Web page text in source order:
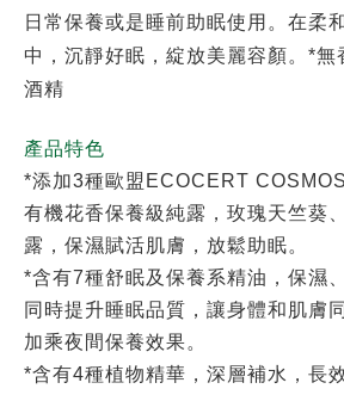
日常保養或是睡前助眠使用。在柔
中，沉靜好眠，綻放美麗容顏。*無
酒精
產品特色
*添加3種歐盟ECOCERT
有機花香保養級純露，玫瑰天竺葵
露，保濕賦活肌膚，放鬆助眠。
*含有7種舒眠及保養系精油，保濕
同時提升睡眠品質，讓身體和肌膚
加乘夜間保養效果。
*含有4種植物精華，深層補水，長